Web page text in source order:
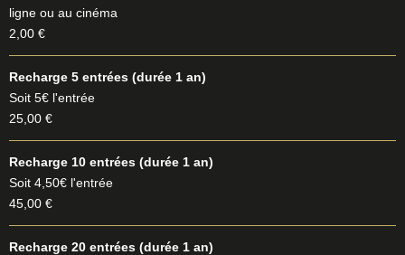
ligne ou au cinéma
2,00 €
Recharge 5 entrées (durée 1 an)
Soit 5€ l'entrée
25,00 €
Recharge 10 entrées (durée 1 an)
Soit 4,50€ l'entrée
45,00 €
Recharge 20 entrées (durée 1 an)